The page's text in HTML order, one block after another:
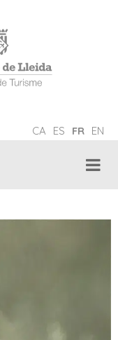
CA ES FR EN